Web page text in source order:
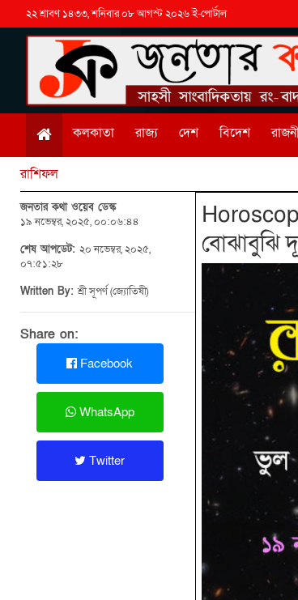
২২ শ্রাবণ ১৪৩৩, শনিবার ০৮ আগস্ট ২০২৬ ই-পোর্টাল
কলকাতা রাজ্য দেশ বিদেশ
রাশিফল
জনতার কথা ওয়েব ডেস্ক
১৯ নভেম্বর, ২০২৫, ০০:০৬:৪৪
শেষ আপডেট: ২০ নভেম্বর, ২০২৫,
০৭:৫১:২৮
Written By:শ্রী সূপর্ণ (জ্যোতিষী)
Share on:
Facebook
WhatsApp
Twitter
বোঝাবুঝি